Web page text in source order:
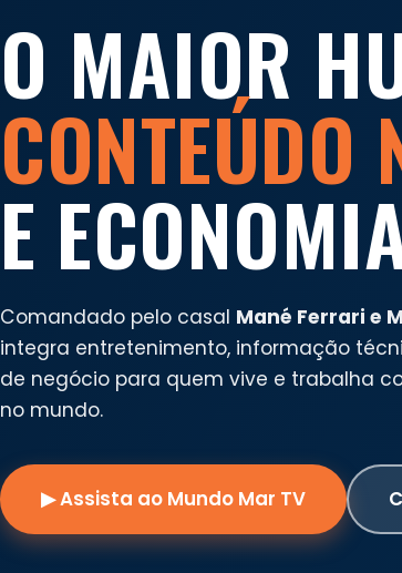
O MAIOR
CONTEÚDO
E
Comandado pelo casal Mané Ferrari e
integra entretenimento, informação
de negócio para quem vive e trabalha
no mundo.
▶ Assista ao Mundo Mar TV